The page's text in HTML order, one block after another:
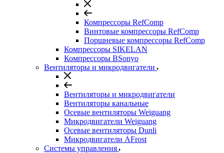
Компрессоры RefComp
Винтовые компрессоры RefComp
Поршневые компрессоры RefComp
Компрессоры SIKELAN
Компрессоры BSonyo
Вентиляторы и микродвигатели
Вентиляторы и микродвигатели
Вентиляторы канальные
Осевые вентиляторы Weiguang
Микродвигатели Weiguang
Осевые вентиляторы Dunli
Микродвигатели AFrost
Системы управления